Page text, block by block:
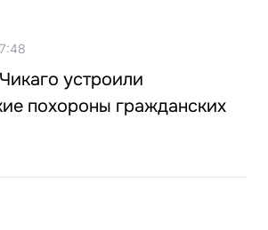
устроили
похороны гражданских